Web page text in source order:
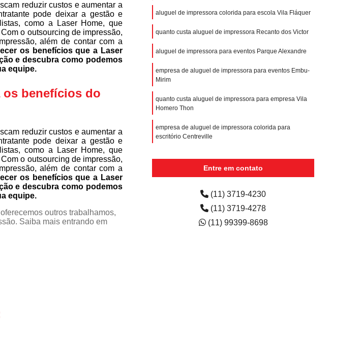
reduzir custos e aumentar a
pode deixar a gestão e
como a Laser Home, que
o outsourcing de impressão,
além de contar com a
os benefícios que a Laser
e descubra como podemos
equipe.
os benefícios do
reduzir custos e aumentar a
pode deixar a gestão e
como a Laser Home, que
o outsourcing de impressão,
além de contar com a
os benefícios que a Laser
e descubra como podemos
equipe.
outros trabalhamos,
Saiba mais entrando em
aluguel de impressora colorida para escola Vila Fláquer
quanto custa aluguel de impressora Recanto dos Victor
aluguel de impressora para eventos Parque Alexandre
empresa de aluguel de impressora para eventos Embu-
Mirim
quanto custa aluguel de impressora para empresa Vila
Homero Thon
empresa de aluguel de impressora colorida para
escritório Centreville
Entre em contato
(11) 3719-4230
(11) 3719-4278
(11) 99399-8698